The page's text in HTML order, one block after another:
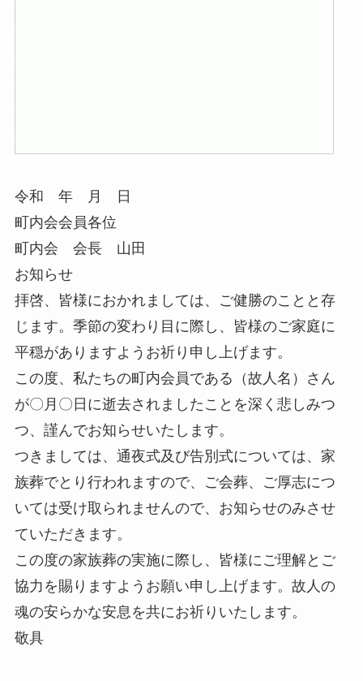
令和 年 月 日
町内会会員各位
町内会 会長 山田
お知らせ
拝啓、皆様におかれましては、ご健勝のことと存
じます。季節の変わり目に際し、皆様のご家庭に
平穏がありますようお祈り申し上げます。
この度、私たちの町内会員である（故人名）さん
が〇月〇日に逝去されましたことを深く悲しみつ
つ、謹んでお知らせいたします。
つきましては、通夜式及び告別式については、家
族葬でとり行われますので、ご会葬、ご厚志につ
いては受け取られませんので、お知らせのみさせ
ていただきます。
この度の家族葬の実施に際し、皆様にご理解とご
協力を賜りますようお願い申し上げます。故人の
魂の安らかな安息を共にお祈りいたします。
敬具